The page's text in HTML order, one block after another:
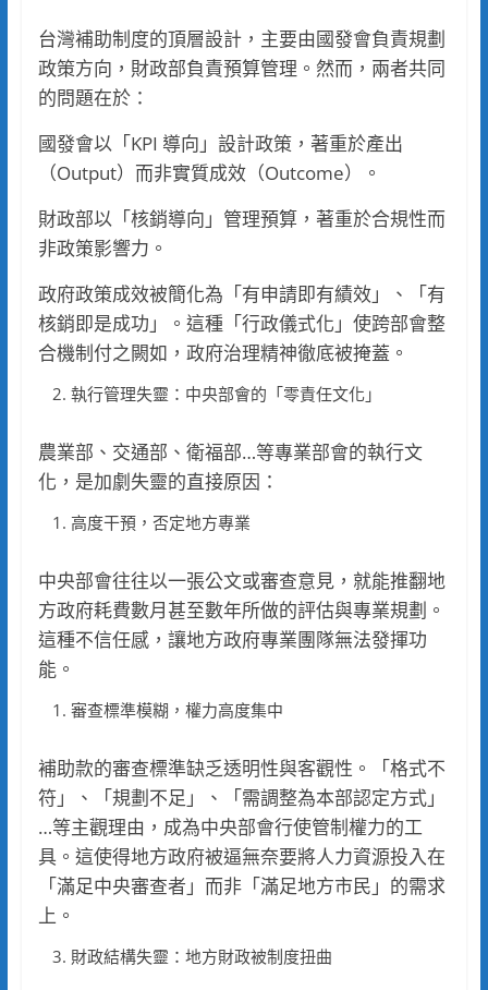
台灣補助制度的頂層設計，主要由國發會負責規劃
政策方向，財政部負責預算管理。然而，兩者共同
的問題在於：
國發會以「KPI 導向」設計政策，著重於產出
（Output）而非實質成效（Outcome）。
財政部以「核銷導向」管理預算，著重於合規性而
非政策影響力。
政府政策成效被簡化為「有申請即有績效」、「有
核銷即是成功」。這種「行政儀式化」使跨部會整
合機制付之闕如，政府治理精神徹底被掩蓋。
執行管理失靈：中央部會的「零責任文化」
農業部、交通部、衛福部…等專業部會的執行文
化，是加劇失靈的直接原因：
高度干預，否定地方專業
中央部會往往以一張公文或審查意見，就能推翻地
方政府耗費數月甚至數年所做的評估與專業規劃。
這種不信任感，讓地方政府專業團隊無法發揮功
能。
審查標準模糊，權力高度集中
補助款的審查標準缺乏透明性與客觀性。「格式不
符」、「規劃不足」、「需調整為本部認定方式」
…等主觀理由，成為中央部會行使管制權力的工
具。這使得地方政府被逼無奈要將人力資源投入在
「滿足中央審查者」而非「滿足地方市民」的需求
上。
財政結構失靈：地方財政被制度扭曲